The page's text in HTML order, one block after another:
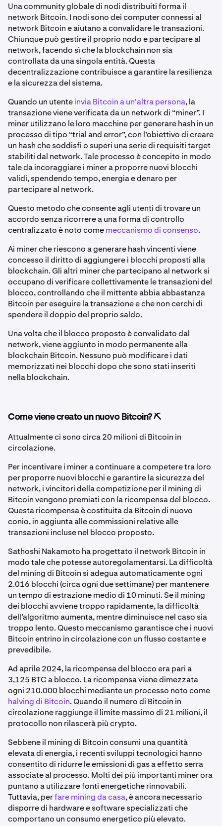
Una community globale di nodi distribuiti forma il
network Bitcoin. I nodi sono dei computer connessi al
network Bitcoin e aiutano a convalidare le transazioni.
Chiunque può gestire il proprio nodo e partecipare al
network, facendo sì che la blockchain non sia
controllata da una singola entità. Questa
decentralizzazione contribuisce a garantire la resilienza
e la sicurezza del sistema.
Quando un utenteinvia Bitcoin a un'altra persona, la
transazione viene verificata da un network di “miner”. I
miner utilizzano le loro macchine per generare hash in un
processo di tipo “trial and error”, con l’obiettivo di creare
un hash che soddisfi o superi una serie di requisiti target
stabiliti dal network. Tale processo è concepito in modo
tale da incoraggiare i miner a proporre nuovi blocchi
validi, spendendo tempo, energia e denaro per
partecipare al network.
Questo metodo che consente agli utenti di trovare un
accordo senza ricorrere a una forma di controllo
centralizzato è noto comemeccanismo di consenso.
Ai miner che riescono a generare hash vincenti viene
concesso il diritto di aggiungere i blocchi proposti alla
blockchain. Gli altri miner che partecipano al network si
occupano di verificare collettivamente le transazioni del
blocco, controllando che il mittente abbia abbastanza
Bitcoin per eseguire la transazione e che non cerchi di
spendere il doppio del proprio saldo.
Una volta che il blocco proposto è convalidato dal
network, viene aggiunto in modo permanente alla
blockchain Bitcoin. Nessuno può modificare i dati
memorizzati nei blocchi dopo che sono stati inseriti
nella blockchain.
Come viene creato un nuovo Bitcoin? ⛏️
Attualmente ci sono circa 20 milioni di Bitcoin in
circolazione.
Per incentivare i miner a continuare a competere tra loro
per proporre nuovi blocchi e garantire la sicurezza del
network, i vincitori della competizione per il mining di
Bitcoin vengono premiati con la ricompensa del blocco.
Questa ricompensa è costituita da Bitcoin di nuovo
conio, in aggiunta alle commissioni relative alle
transazioni incluse nel blocco proposto.
Sathoshi Nakamoto ha progettato il network Bitcoin in
modo tale che potesse autoregolamentarsi. La difficoltà
del mining di Bitcoin si adegua automaticamente ogni
2.016 blocchi (circa ogni due settimane) per mantenere
un tempo di estrazione medio di 10 minuti. Se il mining
dei blocchi avviene troppo rapidamente, la difficoltà
dell’algoritmo aumenta, mentre diminuisce nel caso sia
troppo lento. Questo meccanismo garantisce che i nuovi
Bitcoin entrino in circolazione con un flusso costante e
prevedibile.
Ad aprile 2024, la ricompensa del blocco era pari a
3,125 BTC a blocco. La ricompensa viene dimezzata
ogni 210.000 blocchi mediante un processo noto come
halving di Bitcoin. Quando il numero di Bitcoin in
circolazione raggiunge il limite massimo di 21 milioni, il
protocollo non rilascerà più crypto.
Sebbene il mining di Bitcoin consumi una quantità
elevata di energia, i recenti sviluppi tecnologici hanno
consentito di ridurre le emissioni di gas a effetto serra
associate al processo. Molti dei più importanti miner ora
puntano a utilizzare fonti energetiche rinnovabili.
Tuttavia, perfare mining da casa, è ancora necessario
disporre di hardware e software specializzati che
comportano un consumo energetico più elevato.